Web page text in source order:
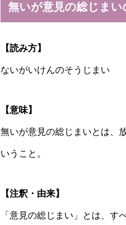
無いが意見の総じまい
【読み方】
ないがいけんのそうじまい
【意味】
無いが意見の総じまいとは、
いうこと。
【注釈・由来】
「意見の総じまい」とは、す